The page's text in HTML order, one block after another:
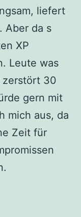
liefert
Aber da s
XP
Leute was
zerstört 30
gern mit
mich aus, da
Zeit für